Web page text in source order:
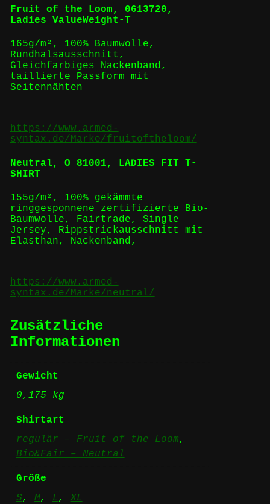
Fruit of the Loom, 0613720,
Ladies ValueWeight-T
165g/m², 100% Baumwolle,
Rundhalsausschnitt,
Gleichfarbiges Nackenband,
taillierte Passform mit
Seitennähten
https://www.armed-
syntax.de/Marke/fruitoftheloom/
Neutral, O 81001, LADIES FIT T-
SHIRT
155g/m², 100% gekämmte
ringgesponnene zertifizierte Bio-
Baumwolle, Fairtrade, Single
Jersey, Rippstrickausschnitt mit
Elasthan, Nackenband,
https://www.armed-
syntax.de/Marke/neutral/
Zusätzliche
Informationen
Gewicht
0,175 kg
Shirtart
regulär – Fruit of the Loom,
Bio&Fair – Neutral
Größe
S, M, L, XL